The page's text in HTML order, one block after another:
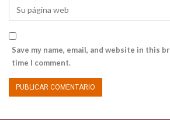
Save my name, email, and website in this
time I comment.